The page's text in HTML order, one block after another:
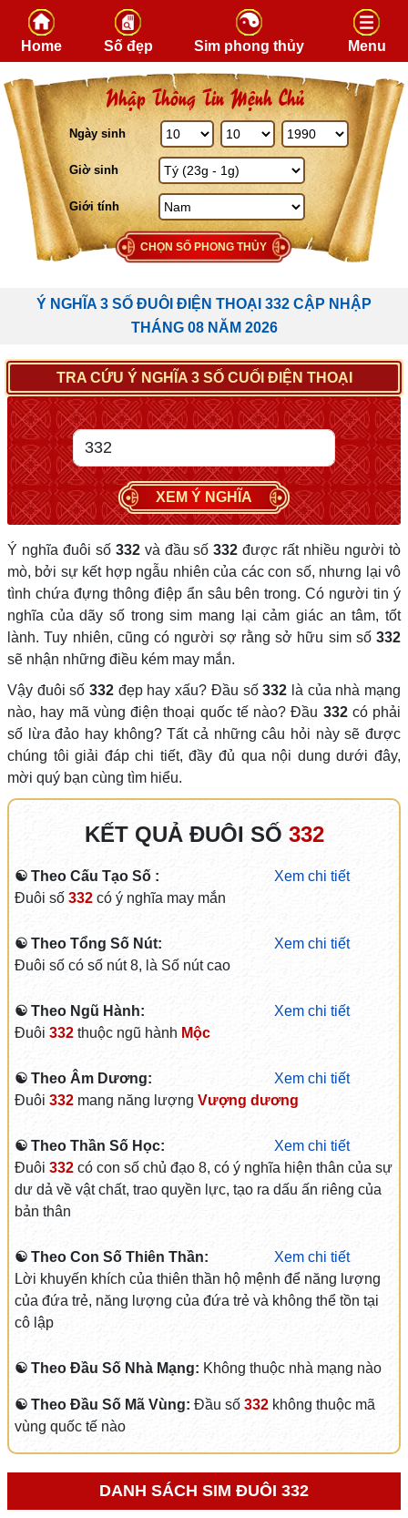
Skip to content
Home Số đẹp Sim phong thủy Menu
Nhập Thông Tin Mệnh Chủ
Ngày sinh
Giờ sinh
Giới tính
CHỌN SỐ PHONG THỦY
Ý NGHĨA 3 SỐ ĐUÔI ĐIỆN THOẠI 332 CẬP NHẬP
THÁNG 08 NĂM 2026
TRA CỨU Ý NGHĨA 3 SỐ CUỐI ĐIỆN THOẠI
XEM Ý NGHĨA
Ý nghĩa đuôi số 332và đầu số332 được rất nhiều người tò
mò, bởi sự kết hợp ngẫu nhiên của các con số, nhưng lại vô
tình chứa đựng thông điệp ẩn sâu bên trong. Có người tin ý
nghĩa của dãy số trong sim mang lại cảm giác an tâm, tốt
lành. Tuy nhiên, cũng có người sợ rằng sở hữu sim số 332
sẽ nhận những điều kém may mắn.
Vậy đuôi số332 đẹp hay xấu? Đầu số332 là của nhà mạng
nào, hay mã vùng điện thoại quốc tế nào? Đầu 332có phải
số lừa đảo hay không? Tất cả những câu hỏi này sẽ được
chúng tôi giải đáp chi tiết, đầy đủ qua nội dung dưới đây,
mời quý bạn cùng tìm hiểu.
KẾT QUẢ ĐUÔI SỐ 332
☯ Theo Cấu Tạo Số :
Xem chi tiết
Đuôi số 332có ý nghĩa may mắn
☯ Theo Tổng Số Nút:
Xem chi tiết
Đuôi số có số nút 8, là Số nút cao
☯ Theo Ngũ Hành:
Xem chi tiết
Đuôi 332thuộc ngũ hành Mộc
☯ Theo Âm Dương:
Xem chi tiết
Đuôi 332mang năng lượng Vượng dương
☯ Theo Thần Số Học:
Xem chi tiết
Đuôi 332có con số chủ đạo 8, có ý nghĩa hiện thân của sự
dư dả về vật chất, trao quyền lực, tạo ra dấu ấn riêng của
bản thân
☯ Theo Con Số Thiên Thần:
Xem chi tiết
Lời khuyến khích của thiên thần hộ mệnh để năng lượng
của đứa trẻ, năng lượng của đứa trẻ và không thể tồn tại
cô lập
☯ Theo Đầu Số Nhà Mạng: Không thuộc nhà mạng nào
☯ Theo Đầu Số Mã Vùng: Đầu số 332không thuộc mã
vùng quốc tế nào
DANH SÁCH SIM ĐUÔI 332